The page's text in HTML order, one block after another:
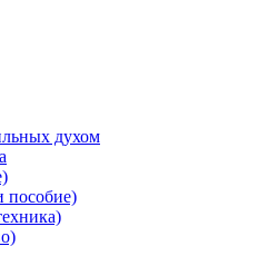
духом
пособие)